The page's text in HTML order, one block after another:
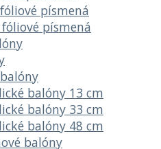
písmená
fóliové písmená
balóny 13 cm
balóny 33 cm
balóny 48 cm
balóny